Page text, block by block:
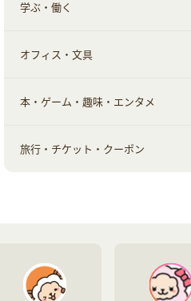
美容・ダイエット用品
脱毛用品
美容食品
スポーツ・フィットネス
日用品・薬局・からだ
車情報・カーシェア・レンタル
お役立ち
生活雑貨・家具インテリア
赤ちゃん・こども・マタニティ
すべて見る
ギフト・贈答品
フラワー
学ぶ・働く
すべて見る
習い事・学習・学校
オフィス・文具
すべて見る
オフィス・文具
本・ゲーム・趣味・エンタメ
すべて見る
本
旅行・チケット・クーポン
チケット・クーポン・チラシ